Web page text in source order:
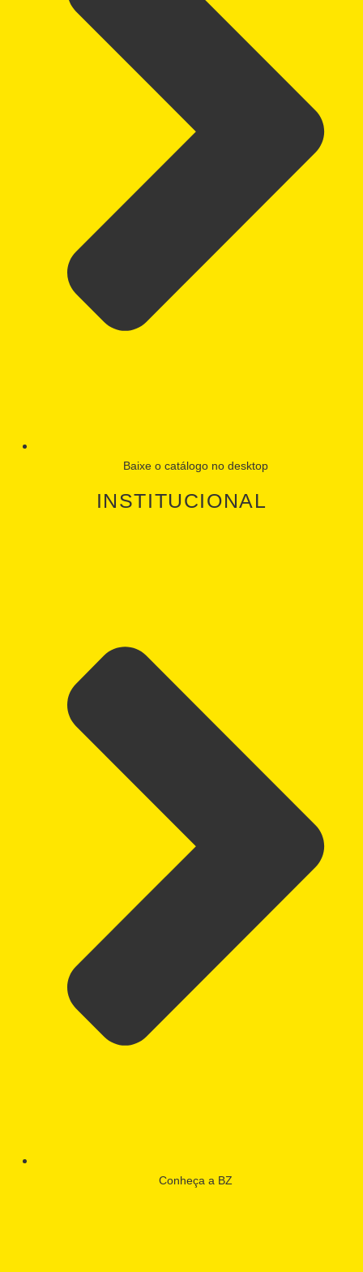
Baixe o catálogo no desktop
INSTITUCIONAL
Conheça a BZ